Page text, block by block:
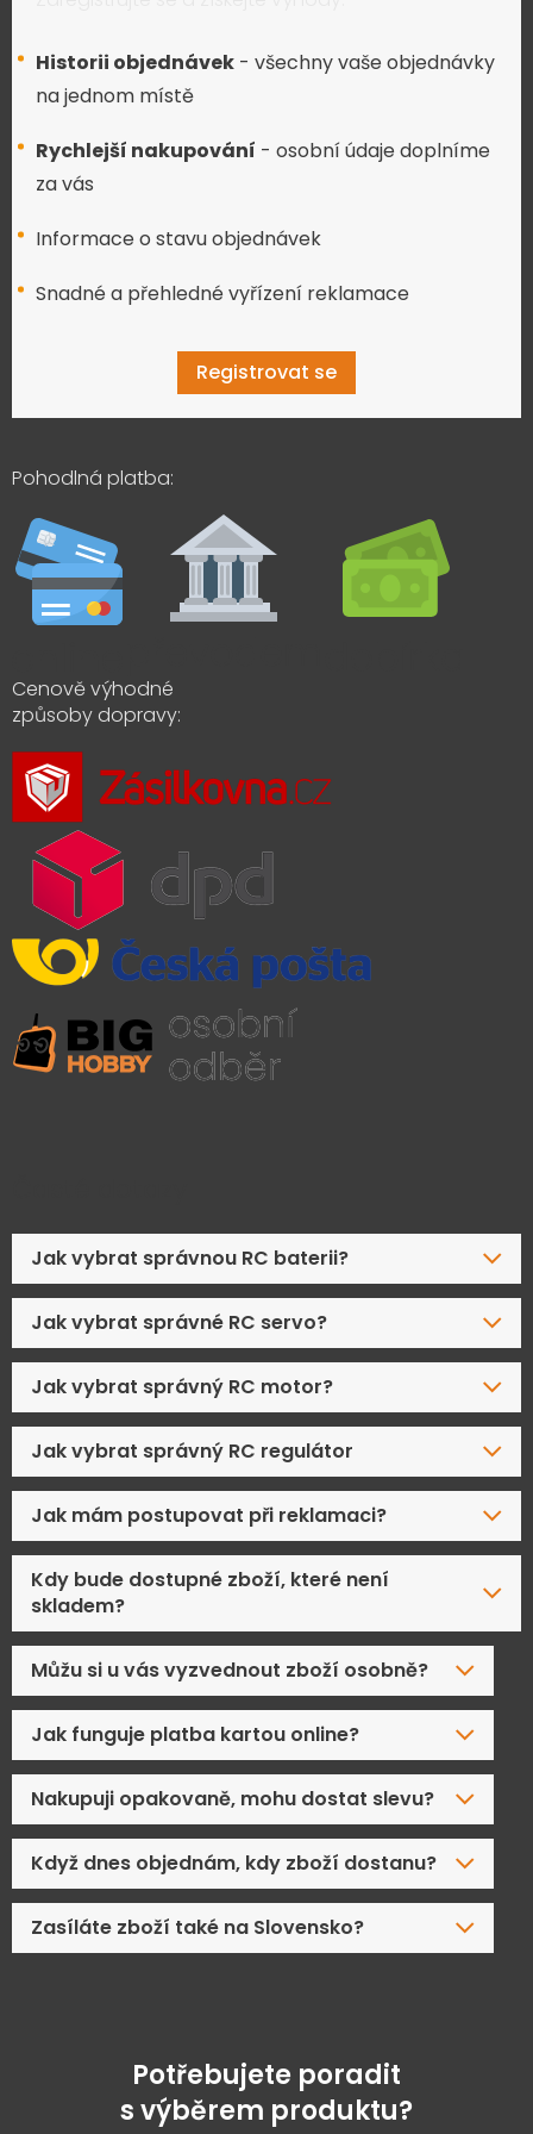
Historii objednávek - všechny vaše objednávky
na jednom místě
Rychlejší nakupování - osobní údaje doplníme
za vás
Informace o stavu objednávek
Snadné a přehledné vyřízení reklamace
Registrovat se
Pohodlná platba:
Cenově výhodné
způsoby dopravy:
Jak vybrat správnou RC baterii?
Jak vybrat správné RC servo?
Jak vybrat správný RC motor?
Jak vybrat správný RC regulátor
Jak mám postupovat při reklamaci?
Kdy bude dostupné zboží, které není
skladem?
Můžu si u vás vyzvednout zboží osobně?
Jak funguje platba kartou online?
Nakupuji opakovaně, mohu dostat slevu?
Když dnes objednám, kdy zboží dostanu?
Zasíláte zboží také na Slovensko?
Potřebujete poradit
s výběrem produktu?